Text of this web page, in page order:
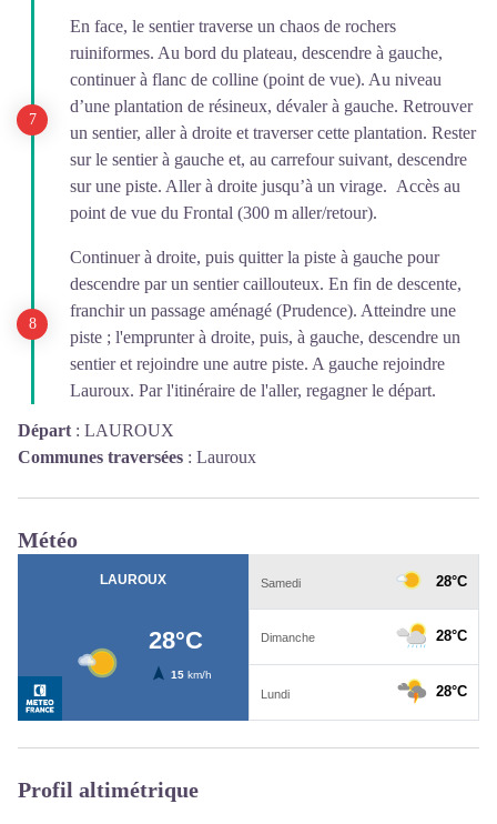
En face, le sentier traverse un chaos de rochers
ruiniformes. Au bord du plateau, descendre à gauche,
continuer à flanc de colline (point de vue). Au niveau
d’une plantation de résineux, dévaler à gauche. Retrouver
un sentier, aller à droite et traverser cette plantation. Rester
sur le sentier à gauche et, au carrefour suivant, descendre
sur une piste. Aller à droite jusqu’à un virage. Accès au
point de vue du Frontal (300 m aller/retour).
Continuer à droite, puis quitter la piste à gauche pour
descendre par un sentier caillouteux. En fin de descente,
franchir un passage aménagé (Prudence). Atteindre une
piste ; l'emprunter à droite, puis, à gauche, descendre un
sentier et rejoindre une autre piste. A gauche rejoindre
Lauroux. Par l'itinéraire de l'aller, regagner le départ.
Départ : LAUROUX
Communes traversées : Lauroux
Météo
Profil altimétrique